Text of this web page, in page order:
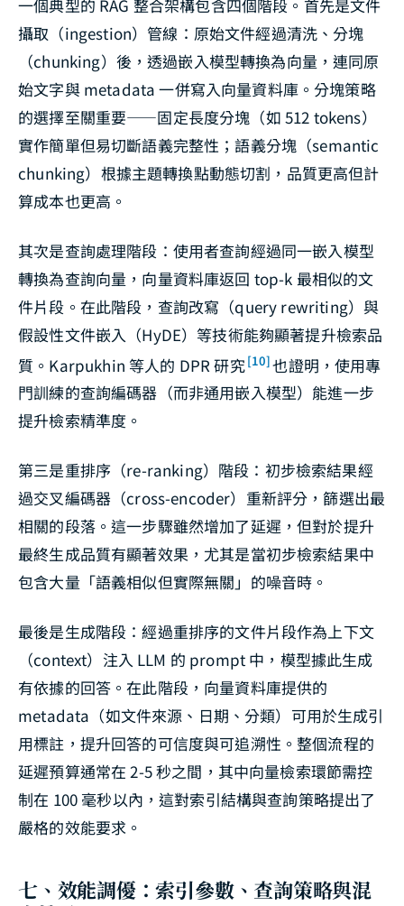
一個典型的 RAG 整合架構包含四個階段。首先是文件
攝取（ingestion）管線：原始文件經過清洗、分塊
（chunking）後，透過嵌入模型轉換為向量，連同原
始文字與 metadata 一併寫入向量資料庫。分塊策略
的選擇至關重要——固定長度分塊（如 512 tokens）
實作簡單但易切斷語義完整性；語義分塊（semantic
chunking）根據主題轉換點動態切割，品質更高但計
算成本也更高。
其次是查詢處理階段：使用者查詢經過同一嵌入模型
轉換為查詢向量，向量資料庫返回 top-k 最相似的文
件片段。在此階段，查詢改寫（query rewriting）與
假設性文件嵌入（HyDE）等技術能夠顯著提升檢索品
質。Karpukhin 等人的 DPR 研究[10]也證明，使用專
門訓練的查詢編碼器（而非通用嵌入模型）能進一步
提升檢索精準度。
第三是重排序（re-ranking）階段：初步檢索結果經
過交叉編碼器（cross-encoder）重新評分，篩選出最
相關的段落。這一步驟雖然增加了延遲，但對於提升
最終生成品質有顯著效果，尤其是當初步檢索結果中
包含大量「語義相似但實際無關」的噪音時。
最後是生成階段：經過重排序的文件片段作為上下文
（context）注入 LLM 的 prompt 中，模型據此生成
有依據的回答。在此階段，向量資料庫提供的
metadata（如文件來源、日期、分類）可用於生成引
用標註，提升回答的可信度與可追溯性。整個流程的
延遲預算通常在 2-5 秒之間，其中向量檢索環節需控
制在 100 毫秒以內，這對索引結構與查詢策略提出了
嚴格的效能要求。
七、效能調優：索引參數、查詢策略與混